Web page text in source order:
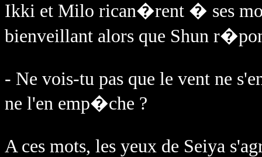
Ikki et Milo rican�rent � ses
bienveillant alors que Shun
- Ne vois-tu pas que le vent ne
ne l'en emp�che ?
A ces mots, les yeux de Seiya